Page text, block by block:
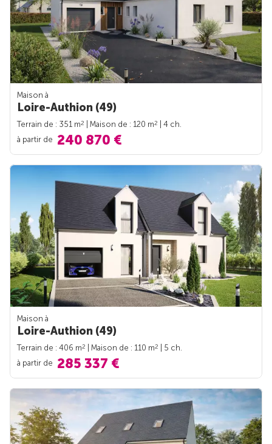
Maison à
Loire-Authion (49)
Terrain de : 351 m2 | Maison de : 120 m2
| 4 ch.
à partir de 240 870 €
Maison à
Loire-Authion (49)
Terrain de : 406 m2 | Maison de : 110 m2
| 5 ch.
à partir de 285 337 €